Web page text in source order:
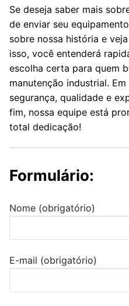
Se deseja saber mais
de enviar seu
sobre nossa história e
isso, você entenderá
escolha certa para quem
manutenção industrial.
segurança, qualidade e
fim, nossa equipe está
total dedicação!
Formulário:
Nome (obrigatório)
E-mail (obrigatório)